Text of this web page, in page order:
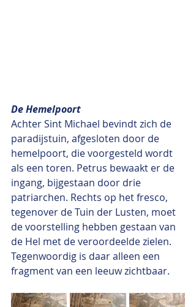
De Hemelpoort
Achter Sint Michael bevindt zich de
paradijstuin, afgesloten door de
hemelpoort, die voorgesteld wordt
als een toren. Petrus bewaakt er de
ingang, bijgestaan door drie
patriarchen. Rechts op het fresco,
tegenover de Tuin der Lusten, moet
de voorstelling hebben gestaan van
de Hel met de veroordeelde zielen.
Tegenwoordig is daar alleen een
fragment van een leeuw zichtbaar.